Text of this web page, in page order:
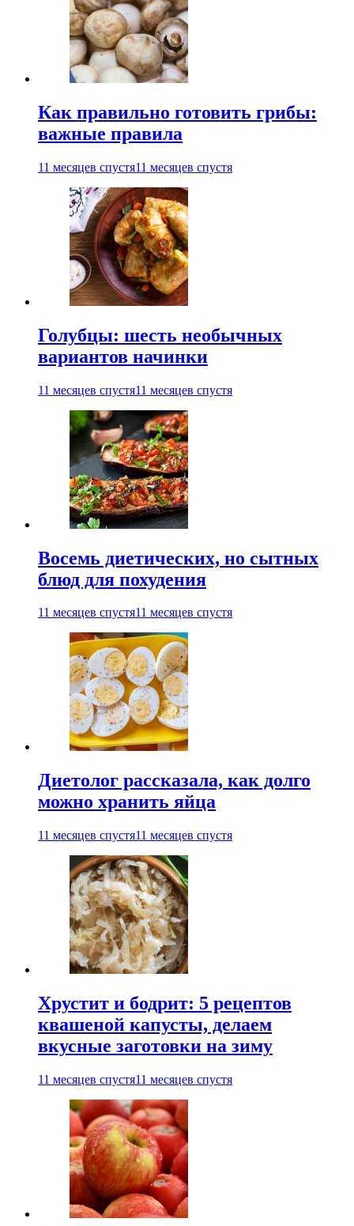
Как правильно готовить грибы:
важные правила
11 месяцев спустя11 месяцев спустя
Голубцы: шесть необычных
вариантов начинки
11 месяцев спустя11 месяцев спустя
Восемь диетических, но сытных
блюд для похудения
11 месяцев спустя11 месяцев спустя
Диетолог рассказала, как долго
можно хранить яйца
11 месяцев спустя11 месяцев спустя
Хрустит и бодрит: 5 рецептов
квашеной капусты, делаем
вкусные заготовки на зиму
11 месяцев спустя11 месяцев спустя